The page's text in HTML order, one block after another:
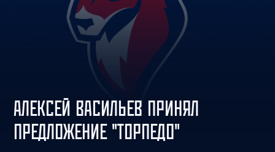
АЛЕКСЕЙ ВАСИЛЬЕВ ПРИНЯЛ
ПРЕДЛОЖЕНИЕ "ТОРПЕДО"